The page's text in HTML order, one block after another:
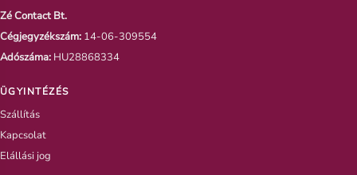
Zé Contact Bt.
Cégjegyzékszám: 14-06-309554
Adószáma: HU28868334
ÜGYINTÉZÉS
Szállítás
Kapcsolat
Elállási jog